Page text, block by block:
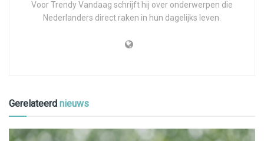
Voor Trendy Vandaag schrijft hij over onderwerpen die
Nederlanders direct raken in hun dagelijks leven.
Gerelateerd nieuws